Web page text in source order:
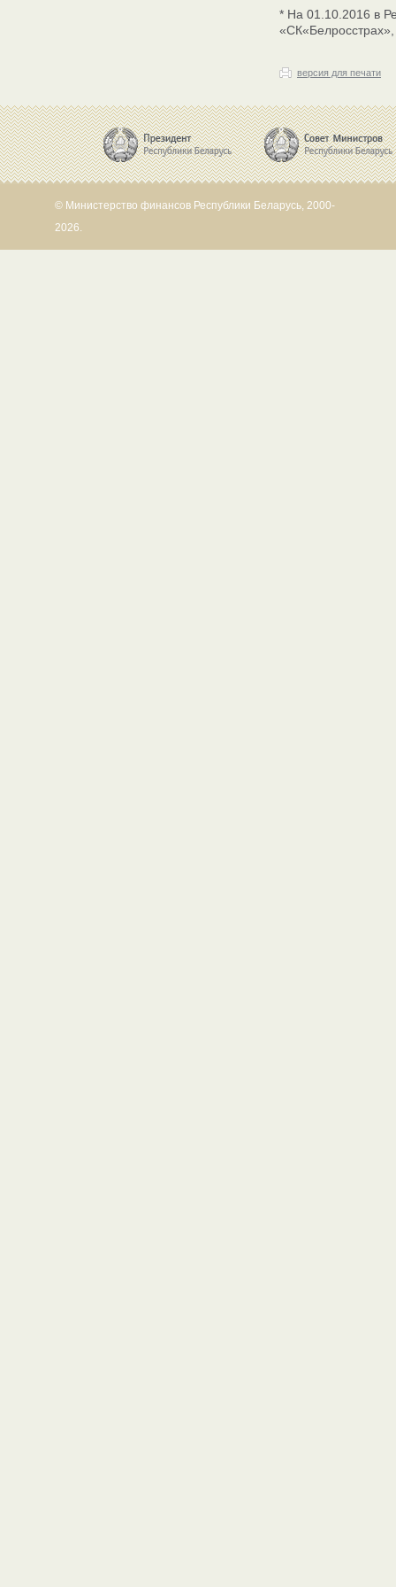
* На 01.10.2016 в
версия для печати
© Министерство финансов Республики Беларусь, 2000-
2026.